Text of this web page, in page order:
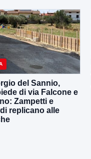
del Sannio,
di via Falcone e
Zampetti e
replicano alle